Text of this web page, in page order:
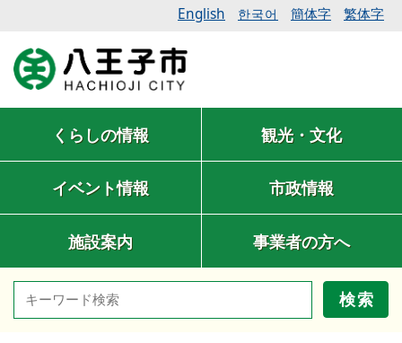
English 한국어 簡体字 繁体字
くらしの情報 観光・文化
イベント情報 市政情報
施設案内 事業者の方へ
検索